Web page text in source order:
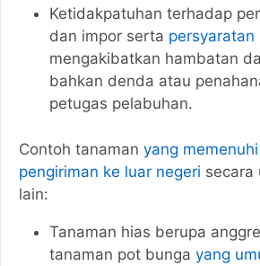
Ketidakpatuhan terhadap
dan impor serta persyaratan
mengakibatkan hambatan
bahkan denda atau
petugas pelabuhan.
Contoh tanaman yang
pengiriman ke luar negeri secara
lain:
Tanaman hias berupa
tanaman pot bunga yang